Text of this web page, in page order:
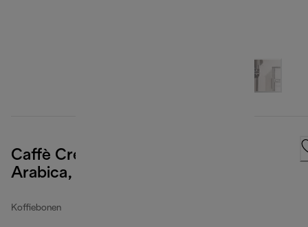
Caffè Crema koffiebonen, 100%
Arabica, 250 g
Koffiebonen